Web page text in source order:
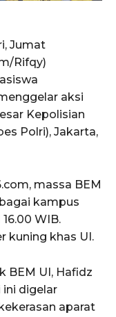
Jumat
Rifqy)
aksi
Kepolisian
Polri), Jakarta,
massa BEM
kampus
WIB.
kuning khas UI.
BEM UI, Hafidz
ini digelar
aparat